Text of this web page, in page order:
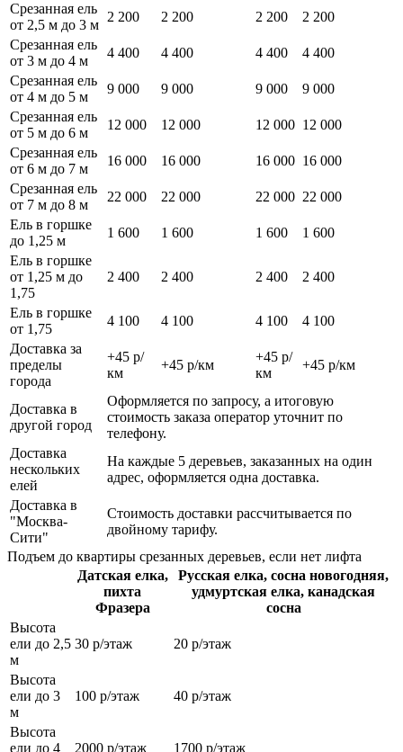
Срезанная ель
от 2,5 м до 3 м
2 200 2 200 2 200
2 200
Срезанная ель
от 3 м до 4 м
4 400 4 400 4 400
4 400
Срезанная ель
от 4 м до 5 м
9 000 9 000 9 000
9 000
Срезанная ель
от 5 м до 6 м
12 000 12 000 12 000 12 000
Срезанная ель
от 6 м до 7 м
16 000 16 000 16 000 16 000
Срезанная ель
от 7 м до 8 м
22 000 22 000 22 000 22 000
Ель в горшке
до 1,25 м
1 600 1 600 1 600
1 600
Ель в горшке
от 1,25 м до
1,75
2 400 2 400 2 400 2 400
Ель в горшке
от 1,75
4 100 4 100 4 100
4 100
Доставка за
пределы
города
+45 р/
км
+45 р/км
+45 р/
км
+45 р/км
Доставка в
другой город
Оформляется по запросу, а итоговую
стоимость заказа оператор уточнит по
телефону.
Доставка
нескольких
елей
На каждые 5 деревьев, заказанных на один
адрес, оформляется одна доставка.
Доставка в
"Москва-
Сити"
Стоимость доставки рассчитывается по
двойному тарифу.
Подъем до квартиры срезанных деревьев, если нет лифта
Датская елка,
пихта
Фразера
Русская елка, сосна новогодняя,
удмуртская елка, канадская
сосна
Высота
ели до 2,5
м
30 р/этаж 20 р/этаж
Высота
ели до 3
м
100 р/этаж 40 р/этаж
Высота
ели до 4
2000 р/этаж 1700 р/этаж